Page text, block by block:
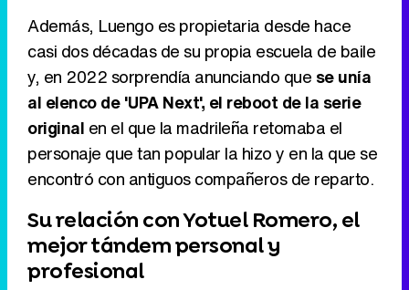
Además, Luengo es propietaria desde hace
casi dos décadas de su propia escuela de baile
y, en 2022 sorprendía anunciando que se unía
al elenco de 'UPA Next', el reboot de la serie
original en el que la madrileña retomaba el
personaje que tan popular la hizo y en la que se
encontró con antiguos compañeros de reparto.
Su relación con Yotuel Romero, el
mejor tándem personal y
profesional